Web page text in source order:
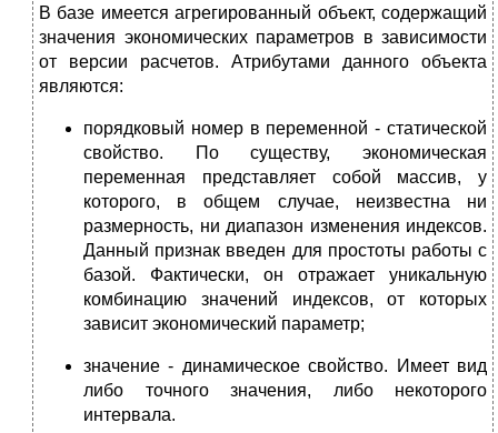
В базе имеется агрегированный объект, содержащий
значения экономических параметров в зависимости
от версии расчетов. Атрибутами данного объекта
являются:
порядковый номер в переменной - статической
свойство. По существу, экономическая
переменная представляет собой массив, у
которого, в общем случае, неизвестна ни
размерность, ни диапазон изменения индексов.
Данный признак введен для простоты работы с
базой. Фактически, он отражает уникальную
комбинацию значений индексов, от которых
зависит экономический параметр;
значение - динамическое свойство. Имеет вид
либо точного значения, либо некоторого
интервала.